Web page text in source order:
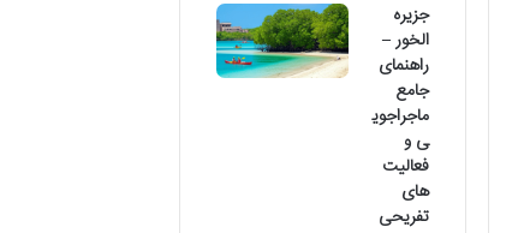
جزیره
الخور –
راهنمای
جامع
ماجراجوی
ی و
فعالیت
های
تفریحی